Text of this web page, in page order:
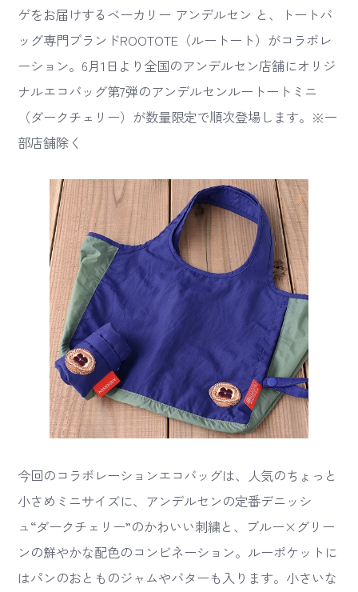
ゲをお届けするベーカリー アンデルセン と、トートバ
ッグ専門ブランドROOTOTE（ルートート）がコラボレ
ーション。6月1日より全国のアンデルセン店舗にオリジ
ナルエコバッグ第7弾のアンデルセンルートートミニ
（ダークチェリー）が数量限定で順次登場します。※一
部店舗除く
今回のコラボレーションエコバッグは、人気のちょっと
小さめミニサイズに、アンデルセンの定番デニッシ
ュ“ダークチェリー”のかわいい刺繍と、ブルー×グリー
ンの鮮やかな配色のコンビネーション。ルーポケットに
はパンのおとものジャムやバターも入ります。小さいな